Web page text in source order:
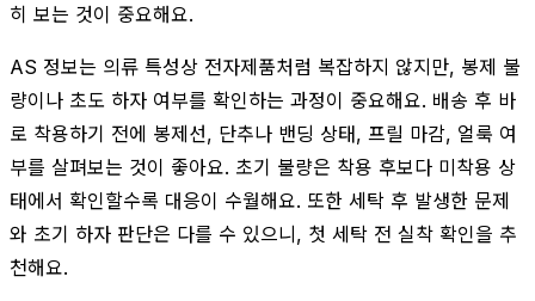
히 보는 것이 중요해요.
AS 정보는 의류 특성상 전자제품처럼 복잡하지 않지만, 봉제 불
량이나 초도 하자 여부를 확인하는 과정이 중요해요. 배송 후 바
로 착용하기 전에 봉제선, 단추나 밴딩 상태, 프릴 마감, 얼룩 여
부를 살펴보는 것이 좋아요. 초기 불량은 착용 후보다 미착용 상
태에서 확인할수록 대응이 수월해요. 또한 세탁 후 발생한 문제
와 초기 하자 판단은 다를 수 있으니, 첫 세탁 전 실착 확인을 추
천해요.